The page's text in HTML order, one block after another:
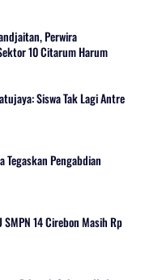
Perwira
10 Citarum Harum
Siswa Tak Lagi Antre
Tegaskan Pengabdian
SMPN 14 Cirebon Masih Rp